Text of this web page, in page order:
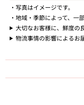
写真はイメージです。
地域・季節によって、一
大切なお客様に、鮮度の
物流事情の影響によるお